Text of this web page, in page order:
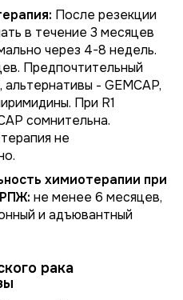
После резекции
в течение 3 месяцев
через 4-8 недель.
Предпочтительный
- GEMCAP,
При R1
сомнительна.
не
химиотерапии при
не менее 6 месяцев,
и адъювантный
рака